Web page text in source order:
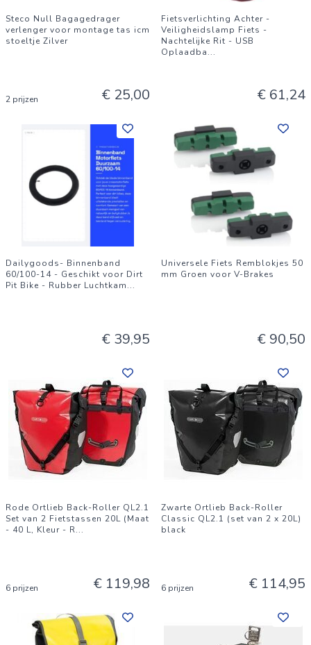
Steco Null Bagagedrager
verlenger voor montage tas icm
stoeltje Zilver
2 prijzen € 25,00
Fietsverlichting Achter -
Veiligheidslamp Fiets -
Nachtelijke Rit - USB
Oplaadba...
€ 61,24
Dailygoods- Binnenband
60/100-14 - Geschikt voor Dirt
Pit Bike - Rubber Luchtkam...
€ 39,95
Universele Fiets Remblokjes 50
mm Groen voor V-Brakes
€ 90,50
Rode Ortlieb Back-Roller QL2.1
Set van 2 Fietstassen 20L (Maat
- 40 L, Kleur - R...
6 prijzen € 119,98
Zwarte Ortlieb Back-Roller
Classic QL2.1 (set van 2 x 20L)
black
6 prijzen € 114,95